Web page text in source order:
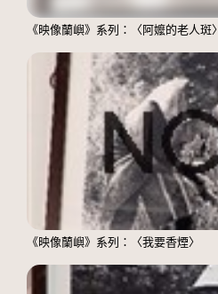
《映像蘭嶼》系列：〈阿嬤的老人斑〉
《映像蘭嶼》系列：〈我要香煙〉